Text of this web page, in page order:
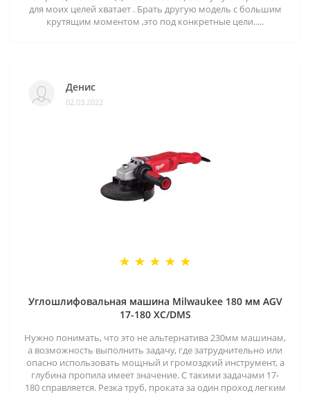
для моих целей хватает . Брать другую модель с большим
крутящим моментом ,это под конкретные цели.....
Денис
02.03.2022
Углошлифовальная машина Milwaukee 180 мм AGV
17-180 XC/DMS
Нужно понимать, что это не альтернатива 230мм машинам,
а возможность выполнить задачу, где затруднительно или
опасно использовать мощный и громоздкий инструмент, а
глубина пропила имеет значение. С такими задачами 17-
180 справляется. Резка труб, проката за один проход легким